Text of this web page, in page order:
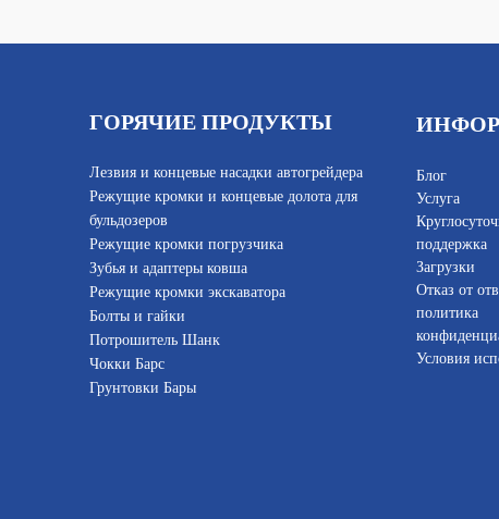
ГОРЯЧИЕ ПРОДУКТЫ
Лезвия и концевые насадки автогрейдера
Режущие кромки и концевые долота для
бульдозеров
Режущие кромки погрузчика
Зубья и адаптеры ковша
Режущие кромки экскаватора
Болты и гайки
Потрошитель Шанк
Чокки Барс
Грунтовки Бары
Блог
Услуга
поддержка
Загрузки
Отказ от
политика
Условия